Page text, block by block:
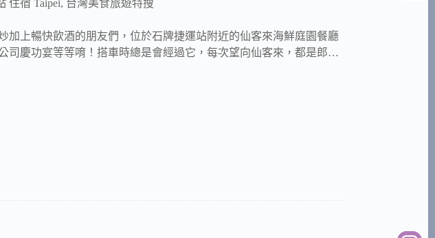
住宿 Taipei, 台灣美食旅遊特搜
加上暢快飲酒的朋友們，位於石牌捷運站附近的仙客來海鮮庭園餐廳
司慶功宴等等唷！搭車時總是會經過它，每次望向仙客來，都是郎…